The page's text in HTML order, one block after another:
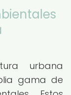
urbana
gama de